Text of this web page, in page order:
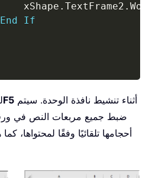
xShape
. TextFrame2 .
End
If
F5
ضبط جميع مربعات النص في ورقة
أحجامها تلقائيًا وفقًا